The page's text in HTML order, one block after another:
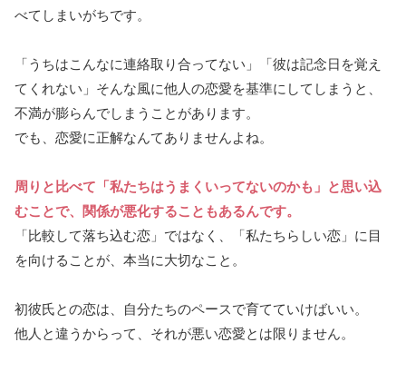
べてしまいがちです。
「うちはこんなに連絡取り合ってない」「彼は記念日を覚え
てくれない」そんな風に他人の恋愛を基準にしてしまうと、
不満が膨らんでしまうことがあります。
でも、恋愛に正解なんてありませんよね。
周りと比べて「私たちはうまくいってないのかも」と思い込
むことで、関係が悪化することもあるんです。
「比較して落ち込む恋」ではなく、「私たちらしい恋」に目
を向けることが、本当に大切なこと。
初彼氏との恋は、自分たちのペースで育てていけばいい。
他人と違うからって、それが悪い恋愛とは限りません。